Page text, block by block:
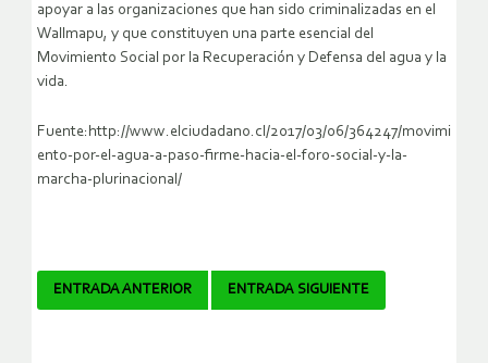
apoyar a las organizaciones que han sido criminalizadas en el
Wallmapu, y que constituyen una parte esencial del
Movimiento Social por la Recuperación y Defensa del agua y la
vida.
Fuente:http://www.elciudadano.cl/2017/03/06/364247/movimi
ento-por-el-agua-a-paso-firme-hacia-el-foro-social-y-la-
marcha-plurinacional/
Navegador
ENTRADA ANTERIOR ENTRADA SIGUIENTE